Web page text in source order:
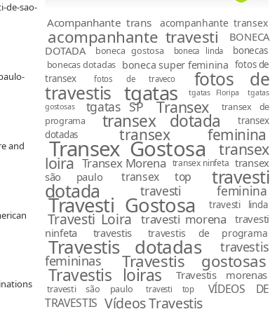
de-sao-
and
Acompanhante trans acompanhante transex
acompanhante travesti
BONECA
DOTADA
boneca gostosa boneca linda
bonecas
bonecas dotadas boneca super feminina fotos de
transex
fotos de traveco fotos de
travestis tgatas tgatas Floripa
tgatas
gostosas
tgatas SP Transex
transex de
programa
transex dotada
transex
dotadas
transex feminina
Transex Gostosa transex
loira Transex Morena transex ninfeta transex
são paulo
transex top travesti
dotada travesti feminina
Travesti Gostosa travesti linda
Travesti Loira travesti morena
travesti
ninfeta
travestis travestis de programa
Travestis dotadas
travestis
femininas
Travestis gostosas
Travestis loiras Travestis morenas
travesti são paulo travesti top
VÍDEOS DE
TRAVESTIS Vídeos Travestis